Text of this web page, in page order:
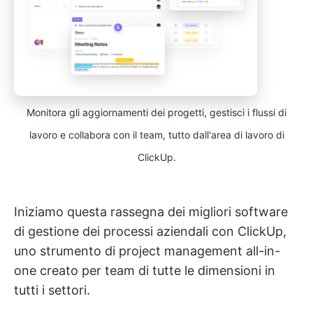
Monitora gli aggiornamenti dei progetti, gestisci i flussi di
lavoro e collabora con il team, tutto dall'area di lavoro di
ClickUp.
Iniziamo questa rassegna dei migliori software
di gestione dei processi aziendali con ClickUp,
uno strumento di project management all-in-
one creato per team di tutte le dimensioni in
tutti i settori.